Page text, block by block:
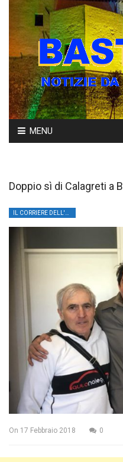
Skip
to
MENU
Doppio sì di Calagreti a
On 17 Febbraio 2018 0